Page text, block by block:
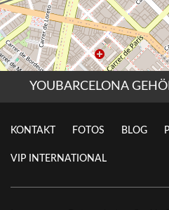
YOUBARCELONA
KONTAKT FOTOS BLOG
VIP INTERNATIONAL